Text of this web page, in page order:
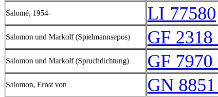
Salomé, 1954- LI 77580
Salomon und Markolf (Spielmannsepos) GF
Salomon und Markolf (Spruchdichtung) GF
Salomon, Ernst von
GN